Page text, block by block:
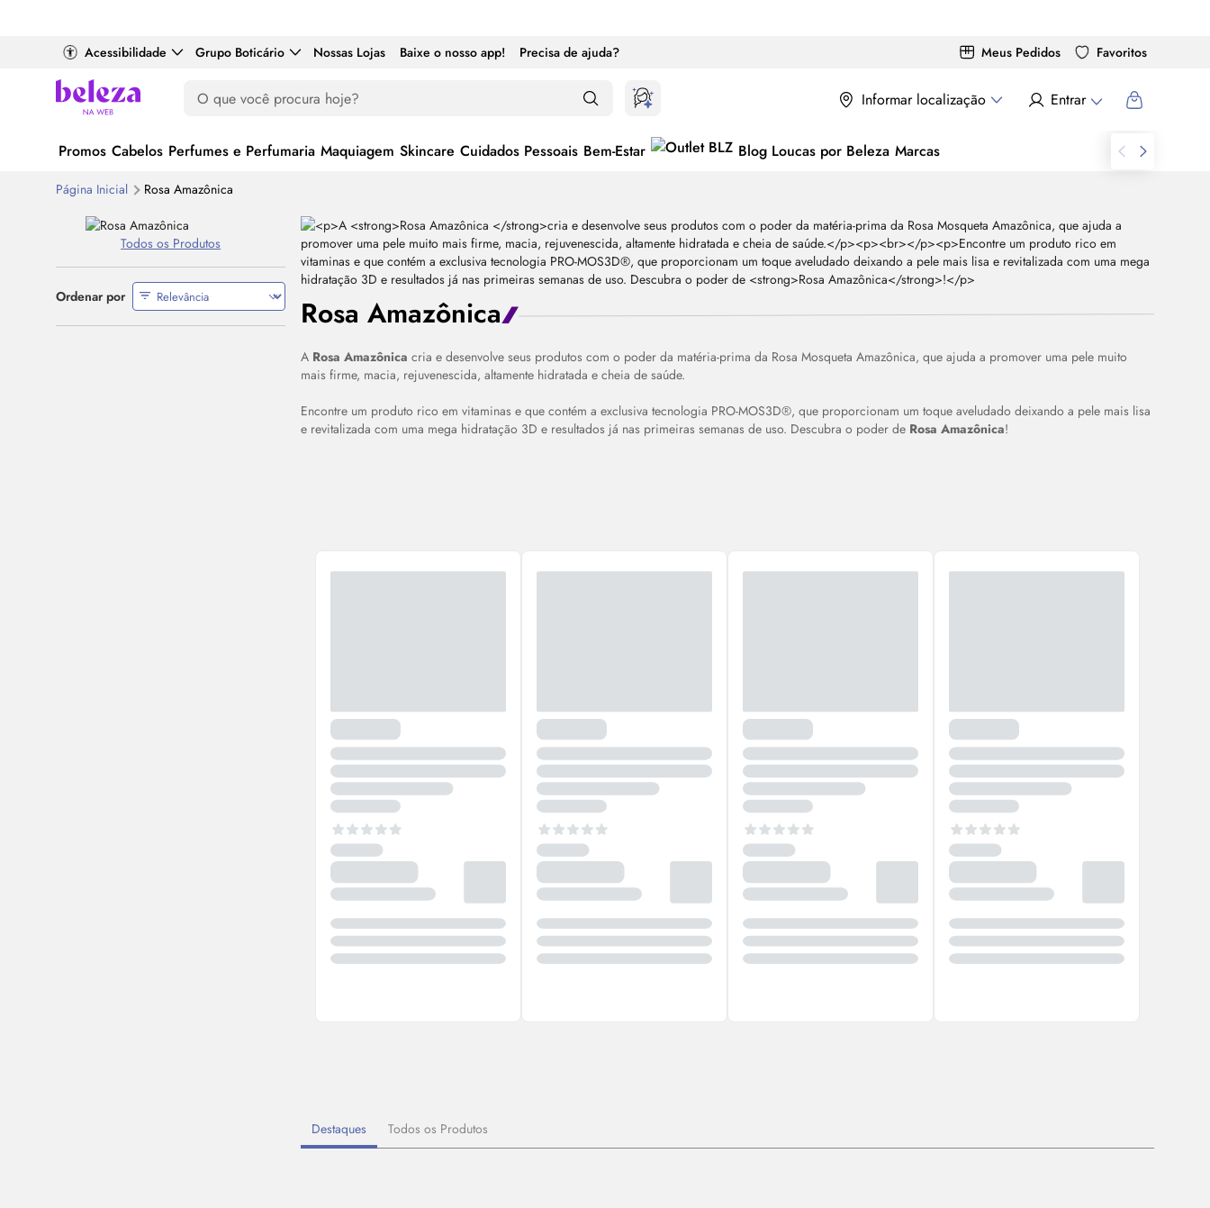
Acessibilidade Grupo Boticário Nossas Lojas Baixe o nosso app! Precisa de ajuda? Meus Pedidos Favoritos
Informar localização Entrar
Promos Cabelos Perfumes e Perfumaria Maquiagem Skincare Cuidados Pessoais Bem-Estar Blog Loucas por Beleza Marcas
Página Inicial Rosa Amazônica
Rosa Amazônica
A Rosa Amazônicacria e desenvolve seus produtos com o poder da matéria-prima da Rosa Mosqueta Amazônica, que ajuda a promover uma pele muito
mais firme, macia, rejuvenescida, altamente hidratada e cheia de saúde.
Encontre um produto rico em vitaminas e que contém a exclusiva tecnologia PRO-MOS3D®️, que proporcionam um toque aveludado deixando a pele mais lisa
e revitalizada com uma mega hidratação 3D e resultados já nas primeiras semanas de uso. Descubra o poder de Rosa Amazônica!
Destaques Todos os Produtos
Todos os Produtos
Ordenar por